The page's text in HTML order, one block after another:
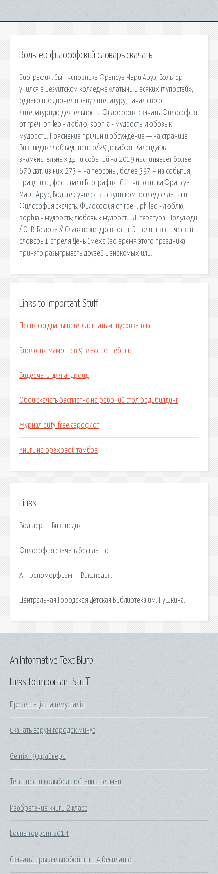
Вольтер философский словарь скачать
Биография. Сын чиновника Франсуа Мари Аруэ, Вольтер
учился в иезуитском колледже «латыни и всяких глупостей»,
однако предпочёл праву литературу; начал свою
литературную деятельность. Философия скачать. Философия
от греч. phileo - люблю, sophia - мудрость; любовь к
мудрости. Пояснение причин и обсуждение — на странице
Википедия:К объединению/29 декабря. Календарь
знаменательных дат и событий на 2019 насчитывает более
670 дат: из них 273 – на персоны, более 397 – на события,
праздники, фестивали Биография. Сын чиновника Франсуа
Мари Аруэ, Вольтер учился в иезуитском колледже латыни.
Философия скачать. Философия от греч. phileo - люблю,
sophia - мудрость; любовь к мудрости. Литература. Полулюди
/ О. В. Белова // Славянские древности: Этнолингвистический
словарь 1 апреля День Смеха (во время этого праздника
принято разыгрывать друзей и знакомых или.
Links to Important Stuff
Песня согдианы ветер догнать минусовка текст
Биология мамонтов 9 класс решебник
Видеочаты для андроид
Обои скачать бесплатно на рабочий стол бодибилдинг
Журнал duty free аэрофлот
Книги на ореховой тамбов
Links
Вольтер — Википедия.
Философия скачать бесплатно.
Антропоморфизм — Википедия.
Центральная Городская Детская Библиотека им. Пушкина.
Links to Important Stuff
Презентація на тему італія
Скачать варум городок минус
Gemix f9 драйвера
Текст песни колыбельной анны герман
Изобретение книги 2 класс
Louna торрент 2014
Скачать игры дальнобойщики 4 бесплатно
An Informative Text Blurb